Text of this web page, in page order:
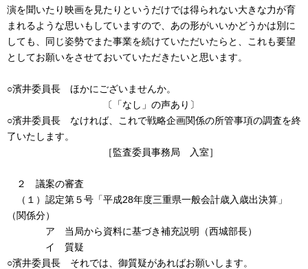
演を聞いたり映画を見たりというだけでは得られない大きな力が育
まれるような思いもしていますので、あの形がいいかどうかは別に
しても、同じ姿勢でまた事業を続けていただいたらと、これも要望
としてお願いをさせておいていただきたいと思います。
○濱井委員長 ほかにございませんか。
〔「なし」の声あり〕
○濱井委員長 なければ、これで戦略企画関係の所管事項の調査を終
了いたします。
［監査委員事務局 入室］
２ 議案の審査
（１）認定第５号「平成28年度三重県一般会計歳入歳出決算」
（関係分）
ア 当局から資料に基づき補充説明（西城部長）
イ 質疑
○濱井委員長 それでは、御質疑があればお願いします。